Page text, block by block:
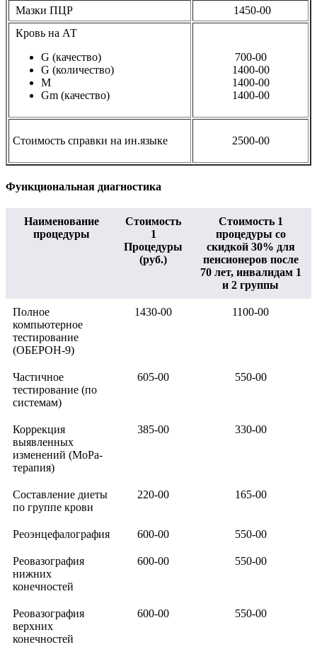
Мазки ПЦР
1450-00
Кровь на АТ
G (качество)
G (количество)
M
Gm (качество)
700-00
1400-00
1400-00
1400-00
Стоимость справки на ин.языке 2500-00
Функциональная диагностика
Наименование
процедуры
Стоимость
1
Процедуры
(руб.)
Стоимость 1
процедуры со
скидкой 30% для
пенсионеров после
70 лет, инвалидам 1
и 2 группы
Полное
компьютерное
тестирование
(ОБЕРОН-9)
1430-00 1100-00
Частичное
тестирование (по
системам)
605-00 550-00
Коррекция
выявленных
изменений (МоРа-
терапия)
385-00 330-00
Составление диеты
по группе крови
220-00 165-00
Реоэнцефалография 600-00 550-00
Реовазография
нижних
конечностей
600-00 550-00
Реовазография
верхних
конечностей
600-00 550-00